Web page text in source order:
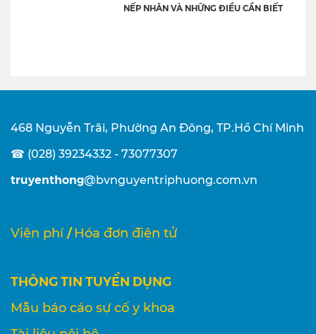
NẾP NHĂN VÀ NHỮNG ĐIỀU CẦN BIẾT
468 Nguyễn Trãi, Phường An Đông, TP.Hồ Chí Minh
☎ (028) 39234332 - 73077307
truyenthong@bvnguyentriphuong.com.vn
Viện phí / Hóa đơn điện tử
THÔNG TIN TUYỂN DỤNG
Mẫu báo cáo sự cố y khoa